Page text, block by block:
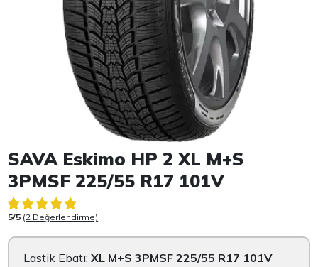
Item 1 of 1
SAVA Eskimo HP 2 XL M+S
3PMSF 225/55 R17 101V
5/5 (2 Değerlendirme)
Lastik Ebatı:XL M+S 3PMSF 225/55 R17 101V